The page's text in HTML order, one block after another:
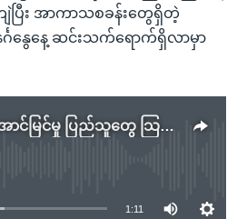
ပြီး အာကာသစခန်းတွေရှိတဲ့
င်္ဂနွေနေ့ ဆင်းသက်ရောက်ရှိလာမှာ
ဂျပန်အာကာသယာဉ် အောင်မြင်မှု ပြည်သူတွေ သြဘာပေး
currently available
1:11